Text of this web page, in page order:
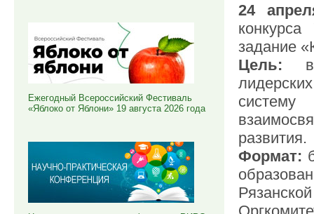
Ежегодный Всероссийский Фестиваль
«Яблоко от Яблони» 19 августа 2026 года
24
задание
Цель:
развития.
Формат: